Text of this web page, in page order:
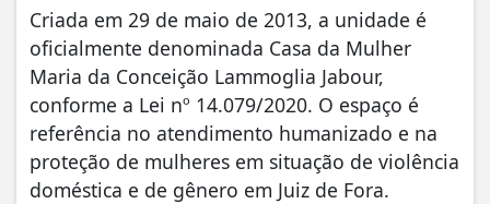
Criada em 29 de maio de 2013, a unidade é
oficialmente denominada Casa da Mulher
Maria da Conceição Lammoglia Jabour,
conforme a Lei nº 14.079/2020. O espaço é
referência no atendimento humanizado e na
proteção de mulheres em situação de violência
doméstica e de gênero em Juiz de Fora.